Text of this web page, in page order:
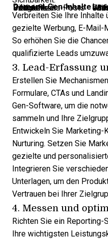
Demand-Gen-Inhalte
Infografiken
Social-Media-Posts
Videos
Podcasts
Verbreiten Sie Ihre Inhalte
gezielte Werbung, E-Mail-
So erhöhen Sie die
qualifizierte Leads
3. Lead-Erfassung
Erstellen Sie
Formulare, CTAs und
Gen-Software, um die
sammeln und Ihre
Entwickeln Sie Marketing-
Nurturing. Setzen Sie
gezielte und
Integrieren Sie
Unterlagen, um den
Vertrauen bei Ihrer
4. Messen und
Richten Sie ein
Ihre wichtigsten